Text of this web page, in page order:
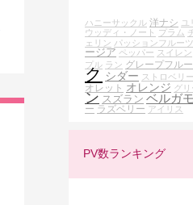
ハニーサックル 洋ナシ ユ
ウッディ・ノート プラム
ェリン パッションフルーツ
ージア ペッパー スイレン
プル ラン グレープフル
ク シダー ストロベリー
オレット オレンジ グ
ン スズラン ベルガ
ー ラズベリー アイリス
PV数ランキング